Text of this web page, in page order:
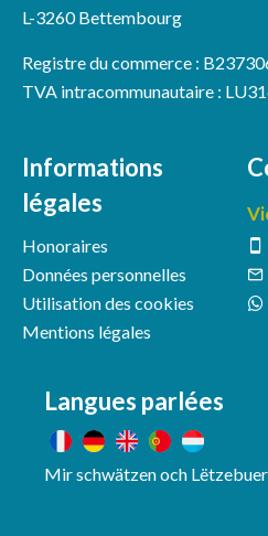
L-3260 Bettembourg
Registre du commerce :
TVA intracommunautaire :
Informations
légales
Honoraires
Données personnelles
Utilisation des cookies
Mentions légales
Langues parlées
Mir schwätzen och